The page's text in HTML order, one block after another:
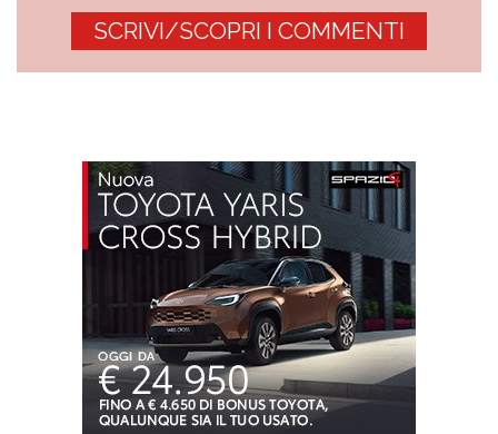
SCRIVI/SCOPRI I COMMENTI